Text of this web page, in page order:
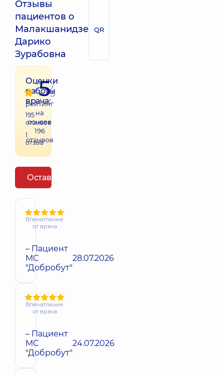
Отзывы
пациентов о
Малакшанидзе
Дарико
Зурабовна
QR
Оценки
работы
врача:
195
отзывов
1
отзыв
5/
5
рейтинг
на
основе
196
отзывов
Оставить отзыв
Впечатление
от врача
– Пациент
МС
"Добробут"
28.07.2026
Впечатление
от врача
– Пациент
МС
"Добробут"
24.07.2026